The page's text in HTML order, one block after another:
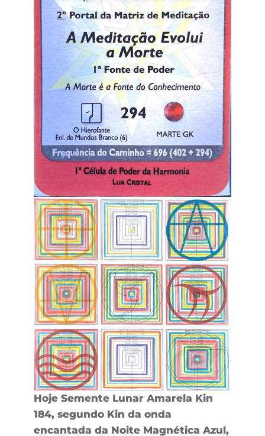
Hoje Semente Lunar Amarela Kin
184, segundo Kin da onda
encantada da Noite Magnética Azul,